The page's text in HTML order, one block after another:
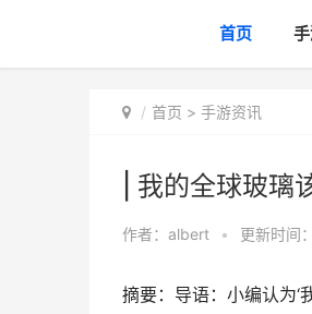
首页
首页 > 手游资讯
| 我的全球玻璃
作者： albert • 更新时间
摘要：导语：小编认为